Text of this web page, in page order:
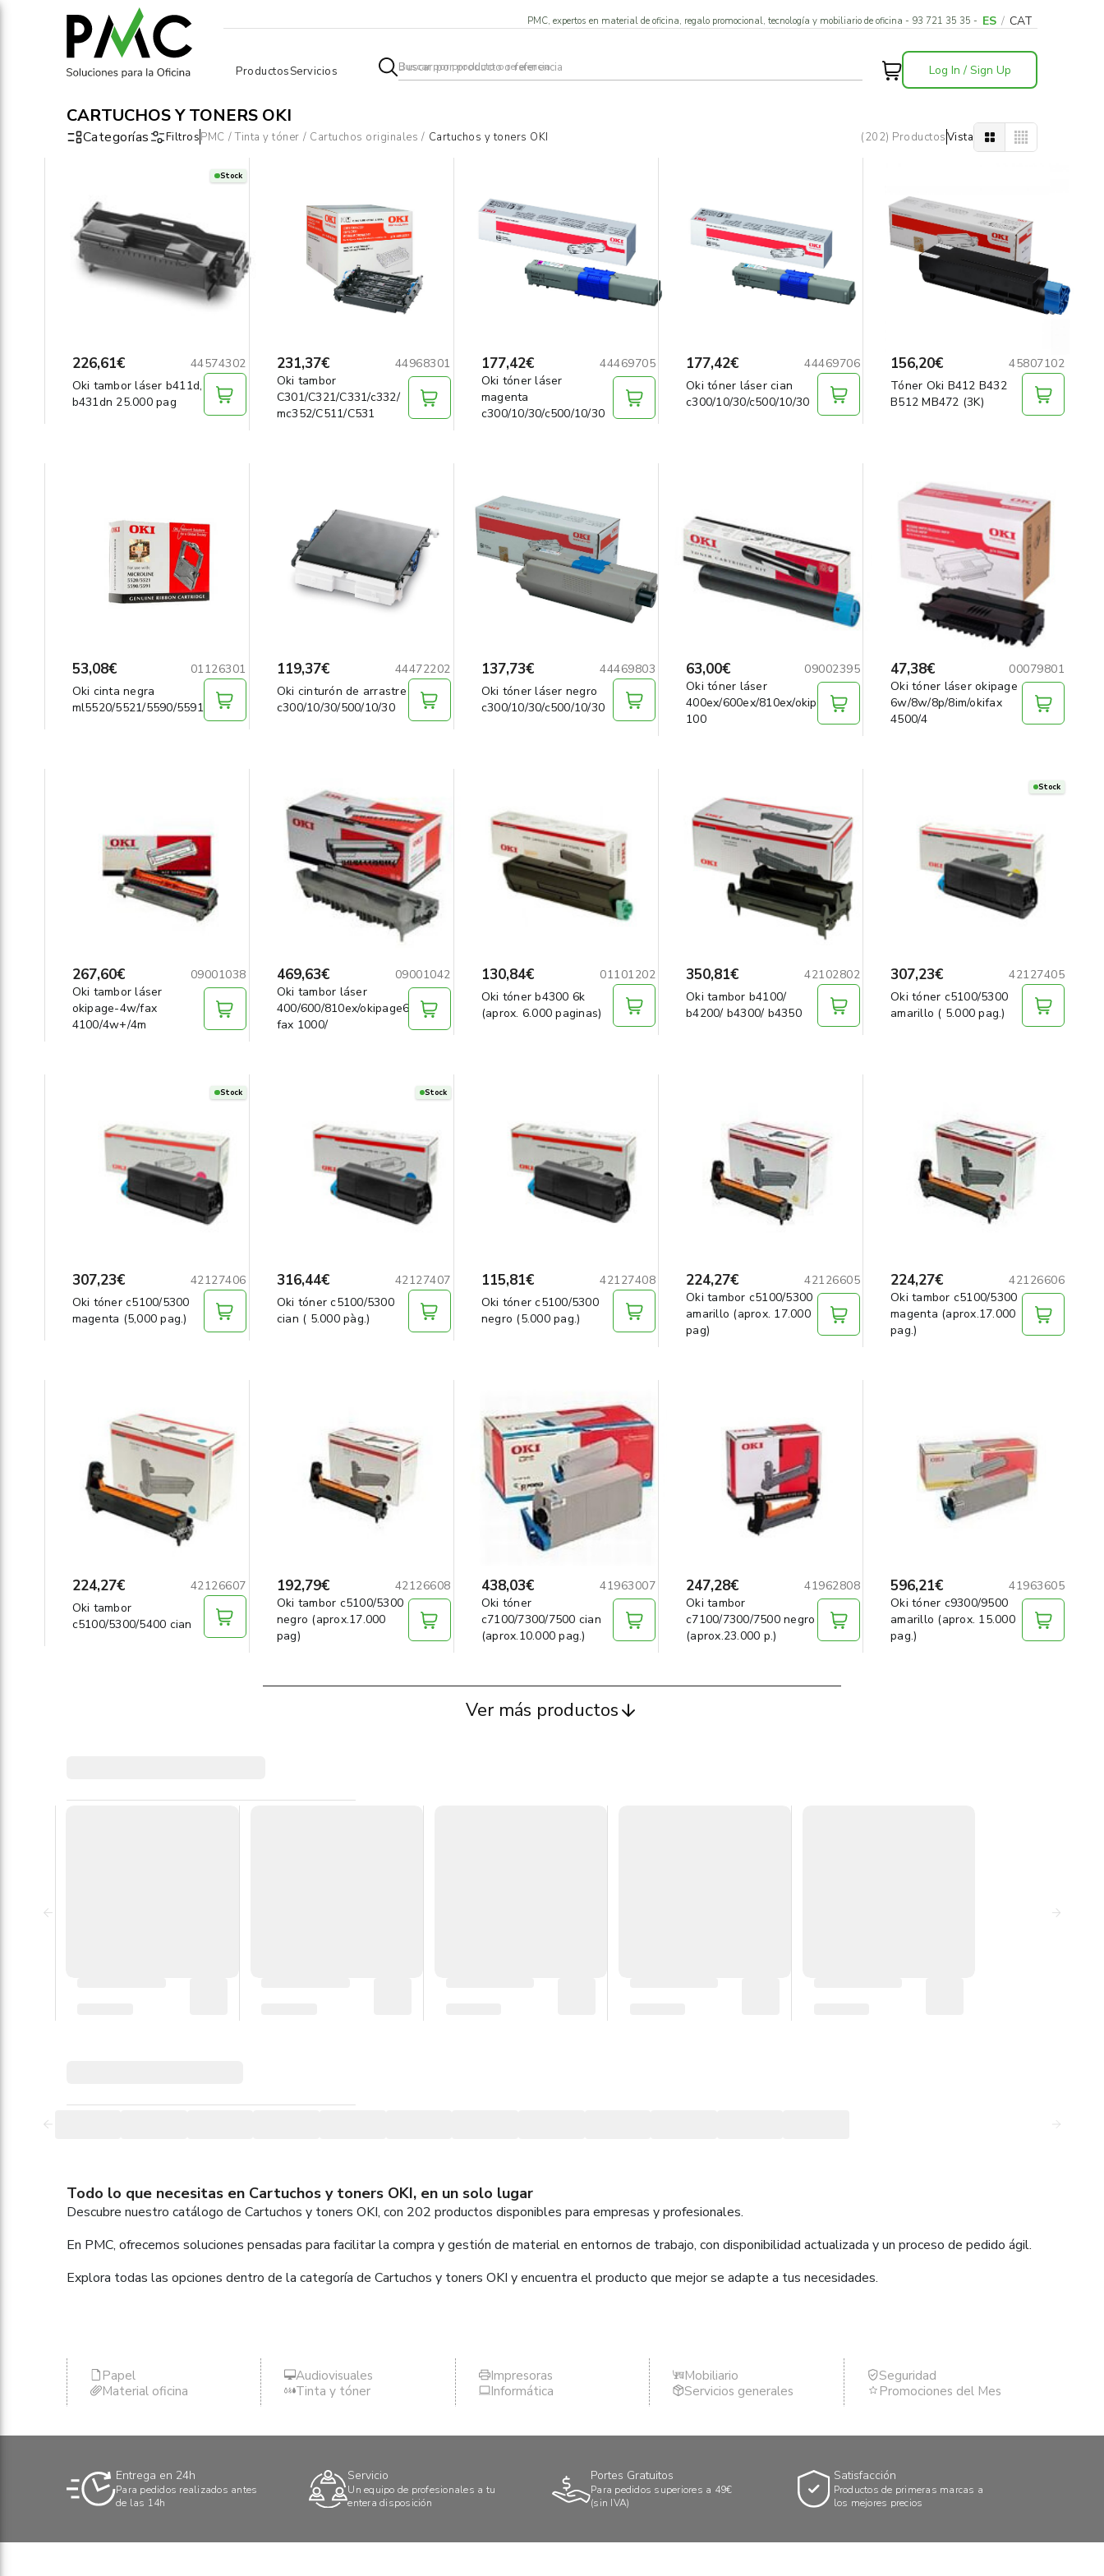
PMC, expertos en material de oficina, regalo promocional, tecnología y mobiliario de oficina - 93 721 35 35 - ES / CAT
ProductosServicios Log In / Sign Up
CARTUCHOS Y TONERS OKI
Categorías FiltrosPMC / Tinta y tóner / Cartuchos originales / Cartuchos y toners OKI (202) ProductosVista
Stock
226,61€
44574302
Oki tambor láser b411d,
b431dn 25.000 pag
231,37€
44968301
Oki tambor
C301/C321/C331/c332/
mc352/C511/C531
177,42€
44469705
Oki tóner láser
magenta
c300/10/30/c500/10/30
177,42€
44469706
Oki tóner láser cian
c300/10/30/c500/10/30
156,20€
45807102
Tóner Oki B412 B432
B512 MB472 (3K)
53,08€
01126301
Oki cinta negra
ml5520/5521/5590/5591
119,37€
44472202
Oki cinturón de arrastre
c300/10/30/500/10/30
137,73€
44469803
Oki tóner láser negro
c300/10/30/c500/10/30
63,00€
09002395
Oki tóner láser
400ex/600ex/810ex/okipage6/fax
100
47,38€
00079801
Oki tóner láser okipage
6w/8w/8p/8im/okifax
4500/4
267,60€
09001038
Oki tambor láser
okipage-4w/fax
4100/4w+/4m
469,63€
09001042
Oki tambor láser
400/600/810ex/okipage6/
fax 1000/
130,84€
01101202
Oki tóner b4300 6k
(aprox. 6.000 paginas)
350,81€
42102802
Oki tambor b4100/
b4200/ b4300/ b4350
Stock
307,23€
42127405
Oki tóner c5100/5300
amarillo ( 5.000 pag.)
Stock
307,23€
42127406
Oki tóner c5100/5300
magenta (5,000 pag.)
Stock
316,44€
42127407
Oki tóner c5100/5300
cian ( 5.000 pàg.)
115,81€
42127408
Oki tóner c5100/5300
negro (5.000 pag.)
224,27€
42126605
Oki tambor c5100/5300
amarillo (aprox. 17.000
pag)
224,27€
42126606
Oki tambor c5100/5300
magenta (aprox.17.000
pag.)
224,27€
42126607
Oki tambor
c5100/5300/5400 cian
192,79€
42126608
Oki tambor c5100/5300
negro (aprox.17.000
pag)
438,03€
41963007
Oki tóner
c7100/7300/7500 cian
(aprox.10.000 pag.)
247,28€
41962808
Oki tambor
c7100/7300/7500 negro
(aprox.23.000 p.)
596,21€
41963605
Oki tóner c9300/9500
amarillo (aprox. 15.000
pag.)
Ver más productos
Todo lo que necesitas en Cartuchos y toners OKI, en un solo lugar
Descubre nuestro catálogo de Cartuchos y toners OKI, con 202 productos disponibles para empresas y profesionales.
En PMC, ofrecemos soluciones pensadas para facilitar la compra y gestión de material en entornos de trabajo, con disponibilidad actualizada y un proceso de pedido ágil.
Explora todas las opciones dentro de la categoría de Cartuchos y toners OKI y encuentra el producto que mejor se adapte a tus necesidades.
Papel
Material oficina
Audiovisuales
Tinta y tóner
Impresoras
Informática
Mobiliario
Servicios generales
Seguridad
Promociones del Mes
Entrega en 24h
Para pedidos realizados antes
de las 14h
Servicio
Un equipo de profesionales a tu
entera disposición
Portes Gratuitos
Para pedidos superiores a 49€
(sin IVA)
Satisfacción
Productos de primeras marcas a
los mejores precios